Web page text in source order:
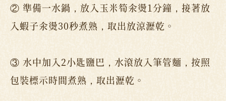
② 準備一水鍋，放入玉米筍汆燙1分鐘，接著放
入蝦子汆燙30秒煮熟，取出放涼瀝乾。
③ 水中加入2小匙鹽巴，水滾放入筆管麵，按照
包裝標示時間煮熟，取出瀝乾。